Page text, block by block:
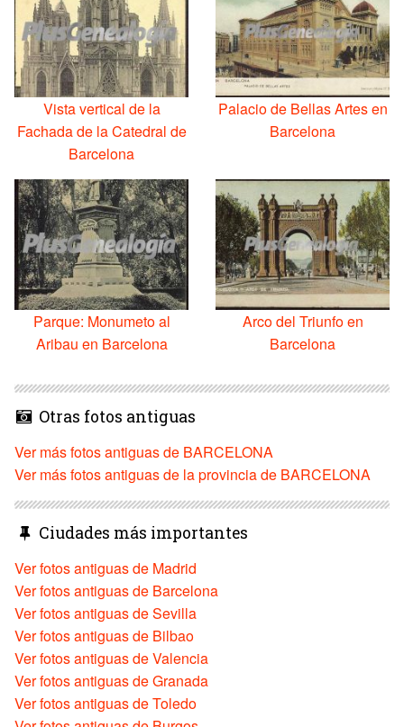
Vista vertical de la
Fachada de la Catedral de
Barcelona
Palacio de Bellas Artes en
Barcelona
Parque: Monumeto al
Aribau en Barcelona
Arco del Triunfo en
Barcelona
Otras fotos antiguas
Ver más fotos antiguas de BARCELONA
Ver más fotos antiguas de la provincia de BARCELONA
Ciudades más importantes
Ver fotos antiguas de Madrid
Ver fotos antiguas de Barcelona
Ver fotos antiguas de Sevilla
Ver fotos antiguas de Bilbao
Ver fotos antiguas de Valencia
Ver fotos antiguas de Granada
Ver fotos antiguas de Toledo